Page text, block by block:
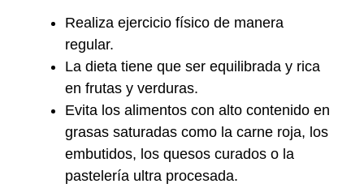
Realiza ejercicio físico de manera
regular.
La dieta tiene que ser equilibrada y rica
en frutas y verduras.
Evita los alimentos con alto contenido en
grasas saturadas como la carne roja, los
embutidos, los quesos curados o la
pastelería ultra procesada.